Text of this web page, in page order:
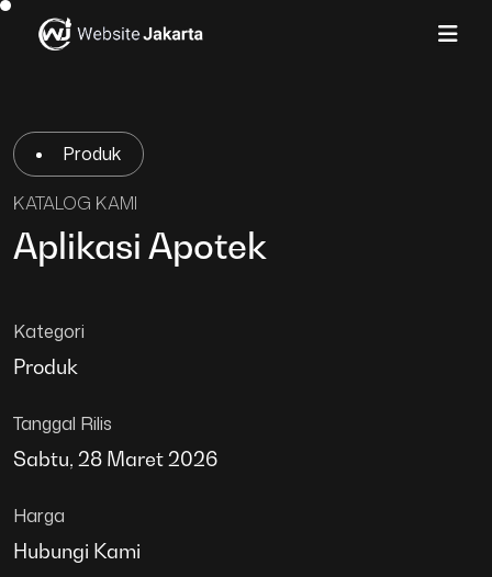
Produk
KATALOG KAMI
Aplikasi Apotek
Kategori
Produk
Tanggal Rilis
Sabtu, 28 Maret 2026
Harga
Hubungi Kami